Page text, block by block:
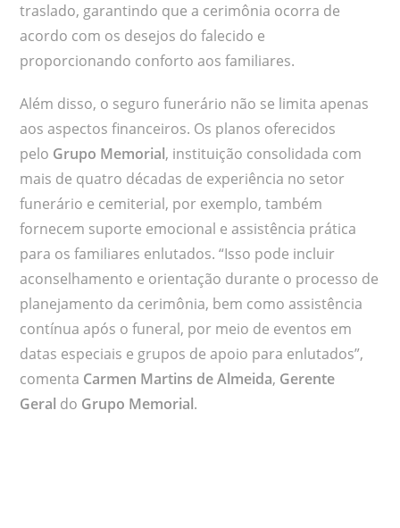
traslado, garantindo que a cerimônia ocorra de
acordo com os desejos do falecido e
proporcionando conforto aos familiares.
Além disso, o seguro funerário não se limita apenas
aos aspectos financeiros. Os planos oferecidos
pelo Grupo Memorial, instituição consolidada com
mais de quatro décadas de experiência no setor
funerário e cemiterial, por exemplo, também
fornecem suporte emocional e assistência prática
para os familiares enlutados. “Isso pode incluir
aconselhamento e orientação durante o processo de
planejamento da cerimônia, bem como assistência
contínua após o funeral, por meio de eventos em
datas especiais e grupos de apoio para enlutados”,
comenta Carmen Martins de Almeida, Gerente
Geral do Grupo Memorial.